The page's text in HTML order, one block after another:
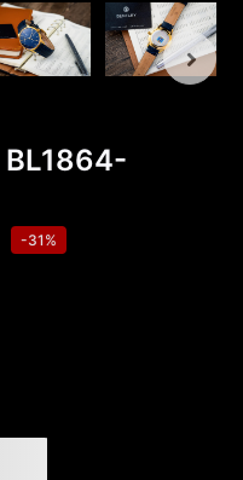
-31%